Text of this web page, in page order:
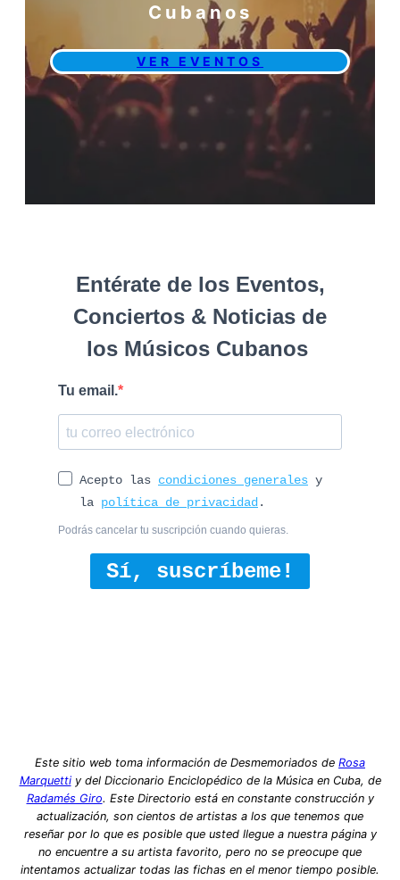
Cubanos
VER EVENTOS
Entérate de los Eventos,
Conciertos & Noticias de
los Músicos Cubanos
Tu email.
Acepto las condiciones generales y
la política de privacidad.
Podrás cancelar tu suscripción cuando quieras.
Sí, suscríbeme!
Este sitio web toma información de Desmemoriados de Rosa
Marquettiy del Diccionario Enciclopédico de la Música en Cuba, de
Radamés Giro. Este Directorio está en constante construcción y
actualización, son cientos de artistas a los que tenemos que
reseñar por lo que es posible que usted llegue a nuestra página y
no encuentre a su artista favorito, pero no se preocupe que
intentamos actualizar todas las fichas en el menor tiempo posible.